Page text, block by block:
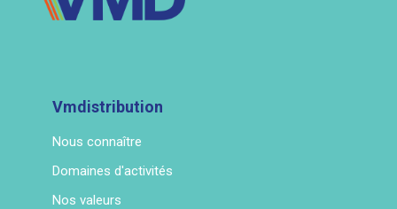
Vmdistribution
Nous connaître
Domaines d'activités
Nos valeurs